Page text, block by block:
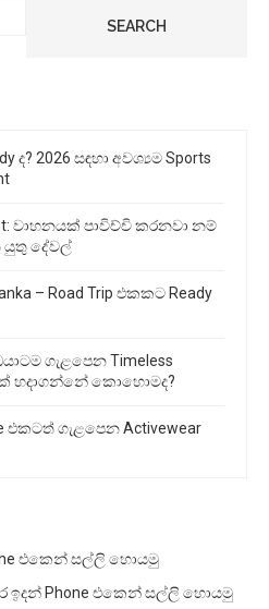
SEARCH
ද? 2026 සඳහා අවශ්‍යම Sports
වාහනයක් පාවිච්චි කරනවා නම්
යුතු දේවල්
– Road Trip එකකට Ready
ගැළපෙන Timeless
හදාගන්නේ කොහොමද?
එකටත් ගැළපෙන Activewear
එකෙන් සල්ලි හොයමු
ඉදන් Phone එකෙන් සල්ලි හොයමු